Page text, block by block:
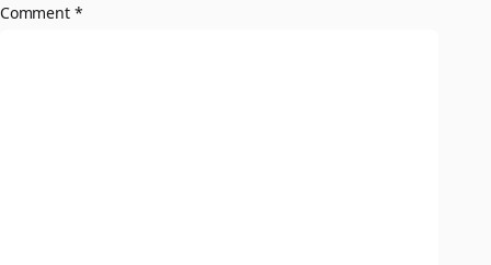
Comment *